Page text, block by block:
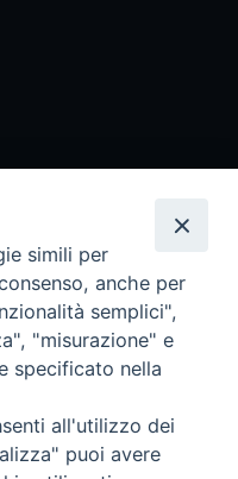
Trasparenza
simili per
anche per
semplici",
"misurazione" e
specificato nella
all'utilizzo dei
puoi avere